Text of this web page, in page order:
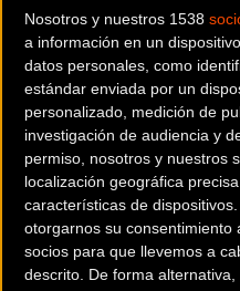
Nosotros y nuestros 1538
a información en un
datos personales, como
estándar enviada por un
personalizado, medición de
investigación de audiencia y
permiso, nosotros y nuestros
localización geográfica
características de
otorgarnos su consentimiento
socios para que llevemos a
descrito. De forma